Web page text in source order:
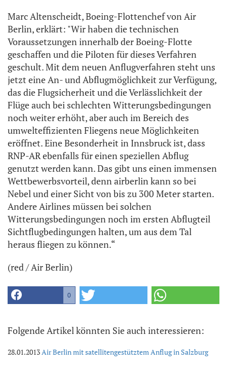
Marc Altenscheidt, Boeing-Flottenchef von Air
Berlin, erklärt: "Wir haben die technischen
Voraussetzungen innerhalb der Boeing-Flotte
geschaffen und die Piloten für dieses Verfahren
geschult. Mit dem neuen Anflugverfahren steht uns
jetzt eine An- und Abflugmöglichkeit zur Verfügung,
das die Flugsicherheit und die Verlässlichkeit der
Flüge auch bei schlechten Witterungsbedingungen
noch weiter erhöht, aber auch im Bereich des
umwelteffizienten Fliegens neue Möglichkeiten
eröffnet. Eine Besonderheit in Innsbruck ist, dass
RNP-AR ebenfalls für einen speziellen Abflug
genutzt werden kann. Das gibt uns einen immensen
Wettbewerbsvorteil, denn airberlin kann so bei
Nebel und einer Sicht von bis zu 300 Meter starten.
Andere Airlines müssen bei solchen
Witterungsbedingungen noch im ersten Abflugteil
Sichtflugbedingungen halten, um aus dem Tal
heraus fliegen zu können.“
(red / Air Berlin)
0
Folgende Artikel könnten Sie auch interessieren:
28.01.2013 Air Berlin mit satellitengestütztem Anflug in Salzburg